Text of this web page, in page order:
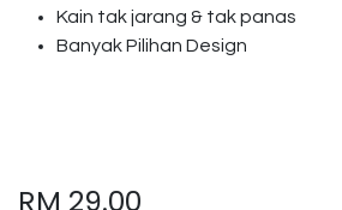
Kain tak jarang & tak panas
Banyak Pilihan Design
RM 29.00